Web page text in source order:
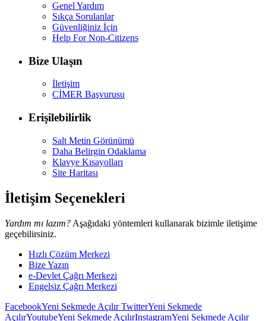
Genel Yardım
Sıkça Sorulanlar
Güvenliğiniz İçin
Help For Non-Citizens
Bize Ulaşın
İletişim
CİMER Başvurusu
Erişilebilirlik
Salt Metin Görünümü
Daha Belirgin Odaklama
Klavye Kısayolları
Site Haritası
İletişim Seçenekleri
Yardım mı lazım? Aşağıdaki yöntemleri kullanarak bizimle iletişime
geçebilirsiniz.
Hızlı Çözüm Merkezi
Bize Yazın
e-Devlet Çağrı Merkezi
Engelsiz Çağrı Merkezi
FacebookYeni Sekmede AçılırTwitterYeni Sekmede
AçılırYoutubeYeni Sekmede AçılırInstagramYeni Sekmede Açılır